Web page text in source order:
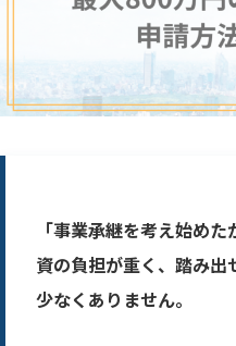
「事業承継を考え始め
資の負担が重く、踏み
少なくありません。